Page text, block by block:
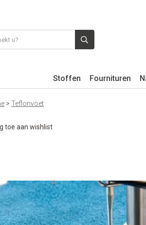
Stoffen Fournituren
> Teflonvoet
toe aan wishlist